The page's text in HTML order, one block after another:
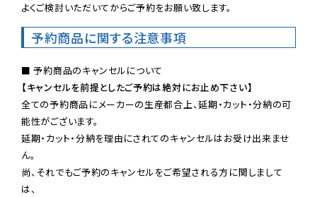
よくご検討いただいてからご予約をお願い致します。
予約商品に関する注意事項
【キャンセルを前提としたご予約は絶対にお止め下さい】
全ての予約商品にメーカーの生産都合上、延期・カット・分納の可
能性がございます。
延期・カット・分納を理由にされてのキャンセルはお受け出来ませ
ん。
尚、それでもご予約のキャンセルをご希望される方に関しまして
は、